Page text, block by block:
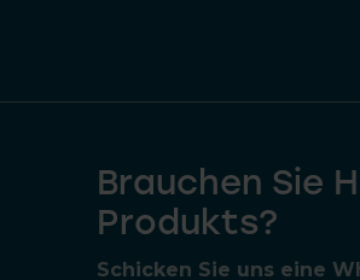
Brauchen Sie
Produkts?
Schicken Sie uns eine